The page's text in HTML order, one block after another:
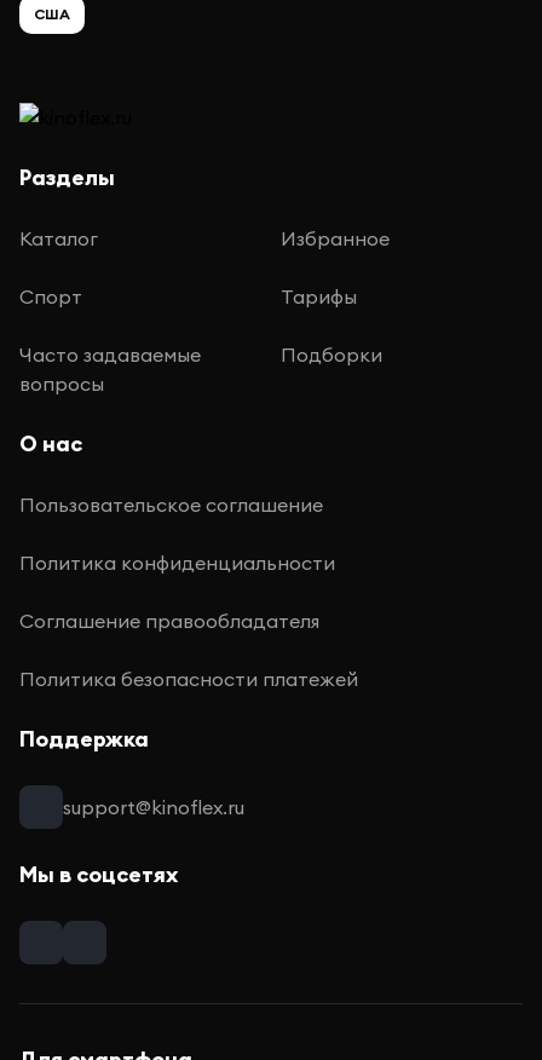
США
Разделы
Каталог Избранное
Спорт Тарифы
Часто задаваемые
вопросы
Подборки
О нас
Пользовательское соглашение
Политика конфиденциальности
Соглашение правообладателя
Политика безопасности платежей
Поддержка
support@kinoflex.ru
Мы в соцсетях